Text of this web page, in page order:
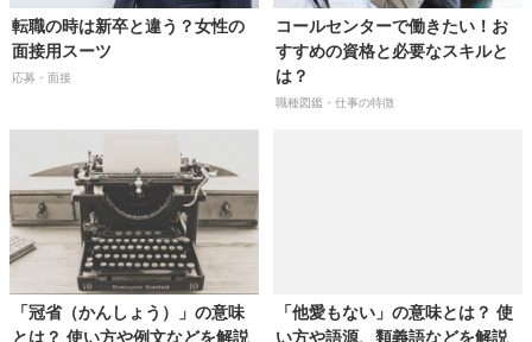
転職の時は新卒と違う？女性の
面接用スーツ
応募・面接
コールセンターで働きたい！お
すすめの資格と必要なスキルと
は？
職種図鑑・仕事の特徴
「冠省（かんしょう）」の意味
とは？ 使い方や例文などを解説
「他愛もない」の意味とは？ 使
い方や語源、類義語などを解説